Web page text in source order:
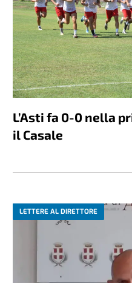
L’Asti fa 0-0 nella
il Casale
LETTERE AL DIRETTORE